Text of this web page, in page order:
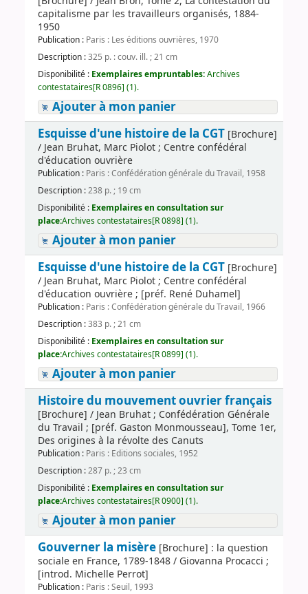
capitalisme par les travailleurs organisés, 1884-
1950
Publication : Paris : Les éditions ouvrières, 1970
Description :325 p. : couv. ill. ; 21 cm
Disponibilité : Exemplaires empruntables:Archives
contestataires[R 0896] (1).
Ajouter à mon panier
Esquisse d'une histoire de la CGT[Brochure]
/ Jean Bruhat, Marc Piolot ; Centre confédéral
d'éducation ouvrière
Publication : Paris : Confédération générale du Travail, 1958
Description :238 p. ; 19 cm
Disponibilité : Exemplaires en consultation sur
place:Archives contestataires[R 0898] (1).
Ajouter à mon panier
Esquisse d'une histoire de la CGT[Brochure]
/ Jean Bruhat, Marc Piolot ; Centre confédéral
d'éducation ouvrière ; [préf. René Duhamel]
Publication : Paris : Confédération générale du Travail, 1966
Description :383 p. ; 21 cm
Disponibilité : Exemplaires en consultation sur
place:Archives contestataires[R 0899] (1).
Ajouter à mon panier
Histoire du mouvement ouvrier français
[Brochure] / Jean Bruhat ; Confédération Générale
du Travail ; [préf. Gaston Monmousseau], Tome 1er,
Des origines à la révolte des Canuts
Publication : Paris : Editions sociales, 1952
Description :287 p. ; 23 cm
Disponibilité : Exemplaires en consultation sur
place:Archives contestataires[R 0900] (1).
Ajouter à mon panier
Gouverner la misère[Brochure] : la question
sociale en France, 1789-1848 / Giovanna Procacci ;
[introd. Michelle Perrot]
Publication : Paris : Seuil, 1993